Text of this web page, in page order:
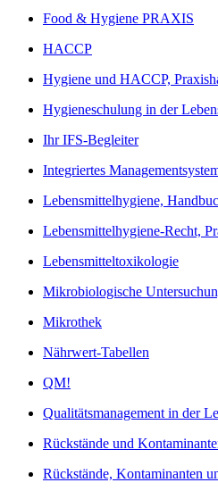
Food & Hygiene PRAXIS
HACCP
Hygiene und HACCP,
Hygieneschulung in der
Ihr IFS-Begleiter
Integriertes
Lebensmittelhygiene,
Lebensmittelhygiene-Recht,
Lebensmitteltoxikologie
Mikrobiologische
Mikrothek
Nährwert-Tabellen
QM!
Qualitätsmanagement in der
Rückstände und
Rückstände, Kontaminanten